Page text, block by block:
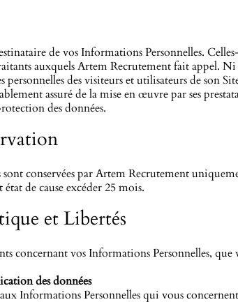
de vos Informations Personnelles.
auxquels Artem Recrutement fait appel.
des visiteurs et utilisateurs de son
assuré de la mise en œuvre par ses
des données.
conservées par Artem Recrutement
de cause excéder 25 mois.
et Libertés
concernant vos Informations Personnelles,
des données
Informations Personnelles qui vous